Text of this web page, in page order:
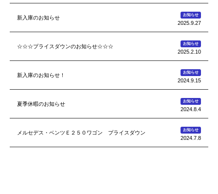
新入庫のお知らせ お知らせ
2025.9.27
☆☆☆プライスダウンのお知らせ☆☆☆ お知らせ
2025.2.10
新入庫のお知らせ！ お知らせ
2024.9.15
夏季休暇のお知らせ お知らせ
2024.8.4
メルセデス・ベンツＥ２５０ワゴン プライスダウン お知らせ
2024.7.8